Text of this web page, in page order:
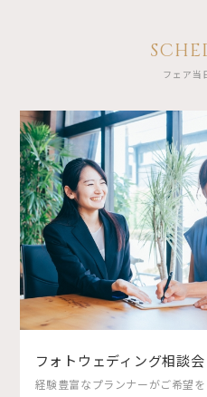
フェア当
フォトウェディング相談会
経験豊富なプランナーがご希望